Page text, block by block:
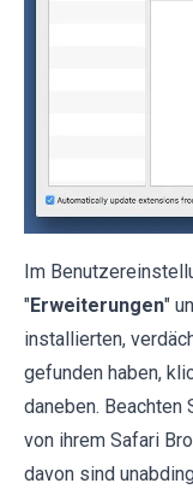
Im
"Erweiterungen"
installierten,
gefunden haben,
daneben. Beachten
von ihrem Safari
davon sind